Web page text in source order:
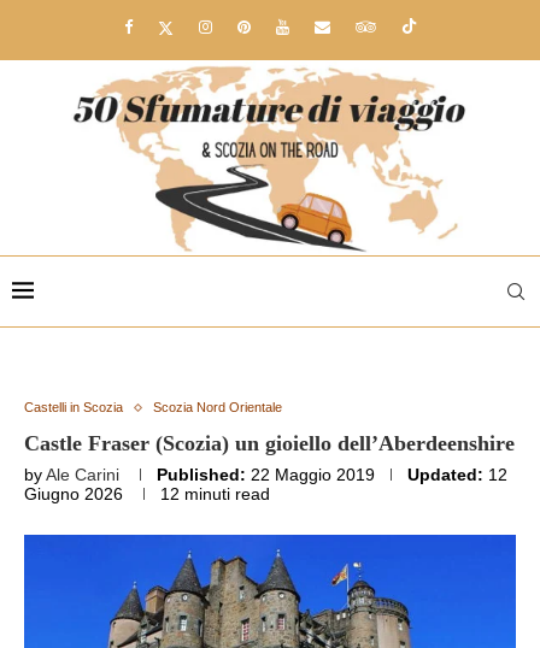
Castelli in Scozia Scozia Nord Orientale
Castle Fraser (Scozia) un gioiello dell’Aberdeenshire
byAle Carini Published: 22 Maggio 2019 Updated: 12
Giugno 2026
12 minuti read